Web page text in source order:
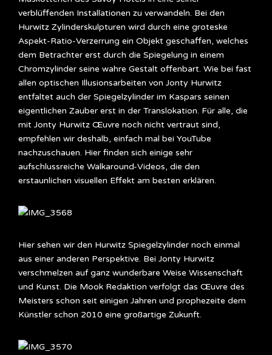
verblüffenden Installationen zu verwandeln. Bei den
Hurwitz Zylinderskulpturen wird durch eine groteske
Aspekt-Ratio-Verzerrung ein Objekt geschaffen, welches
dem Betrachter erst durch die Spiegelung in einem
Chromzylinder seine wahre Gestalt offenbart. Wie bei fast
allen optischen Illusionsarbeiten von Jonty Hurwitz
entfaltet auch der Spiegelzylinder im Kaspars seinen
eigentlichen Zauber erst in der Translokation. Für alle, die
mit Jonty Hurwitz Œuvre noch nicht vertraut sind,
empfehlen wir deshalb, einfach mal bei YouTube
nachzuschauen. Hier finden sich einige sehr
aufschlussreiche Walkaround-Videos, die den
erstaunlichen visuellen Effekt am besten erklären.
Hier sehen wir den Hurwitz Spiegelzylinder noch einmal
aus einer anderen Perspektive. Bei Jonty Hurwitz
verschmelzen auf ganz wunderbare Weise Wissenschaft
und Kunst. Die Mook Redaktion verfolgt das Œuvre des
Meisters schon seit einigen Jahren und prophezeite dem
Künstler schon 2010 eine großartige Zukunft.